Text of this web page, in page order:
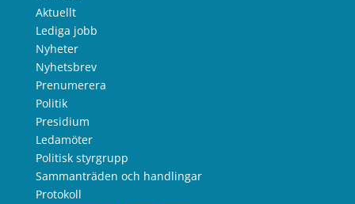
Aktuellt
Lediga jobb
Nyheter
Nyhetsbrev
Prenumerera
Politik
Presidium
Ledamöter
Politisk styrgrupp
Sammanträden och handlingar
Protokoll